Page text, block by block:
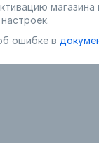
магазина
ошибке в